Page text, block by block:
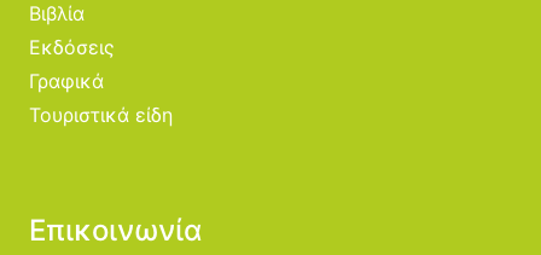
Βιβλία
Εκδόσεις
Γραφικά
Τουριστικά είδη
Επικοινωνία